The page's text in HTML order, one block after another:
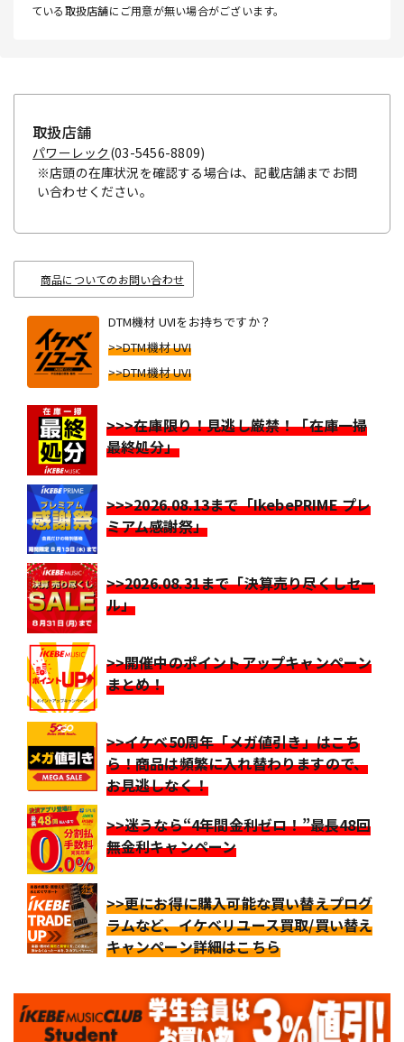
ている取扱店舗にご用意が無い場合がございます。
取扱店舗
パワーレック (03-5456-8809)
※店頭の在庫状況を確認する場合は、記載店舗までお問
い合わせください。
商品についてのお問い合わせ
DTM機材 UVIをお持ちですか？
>>DTM機材 UVI
>>DTM機材 UVI
>>>在庫限り！見逃し厳禁！「在庫一掃
最終処分」
>>>2026.08.13まで「IkebePRIME プレ
ミアム感謝祭」
>>2026.08.31まで「決算売り尽くしセー
ル」
>>開催中のポイントアップキャンペーン
まとめ！
>>イケベ50周年「メガ値引き」はこち
ら！商品は頻繁に入れ替わりますので、
お見逃しなく！
>>迷うなら“4年間金利ゼロ！”最長48回
無金利キャンペーン
>>更にお得に購入可能な買い替えプログ
ラムなど、イケベリユース買取/買い替え
キャンペーン詳細はこちら